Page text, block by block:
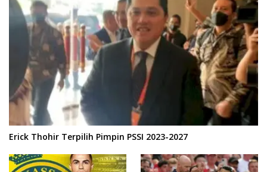
Erick Thohir Terpilih Pimpin PSSI 2023-2027